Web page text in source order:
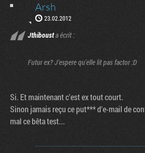
Arsh
23.02.2012
Jthibousta écrit :
Futur ex? J'espere qu'elle lit pas factor :D
Si. Et maintenant c'est ex tout court.
Sinon jamais reçu ce put*** d'e-mail de
mal ce bêta test...